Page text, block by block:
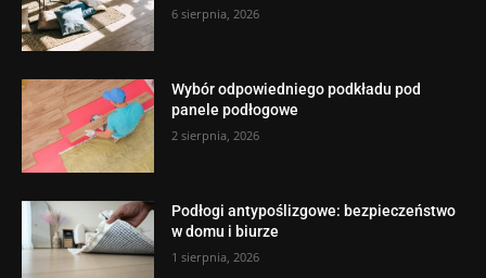
6 sierpnia, 2026
Wybór odpowiedniego podkładu pod
panele podłogowe
2 sierpnia, 2026
Podłogi antypoślizgowe: bezpieczeństwo
w domu i biurze
1 sierpnia, 2026